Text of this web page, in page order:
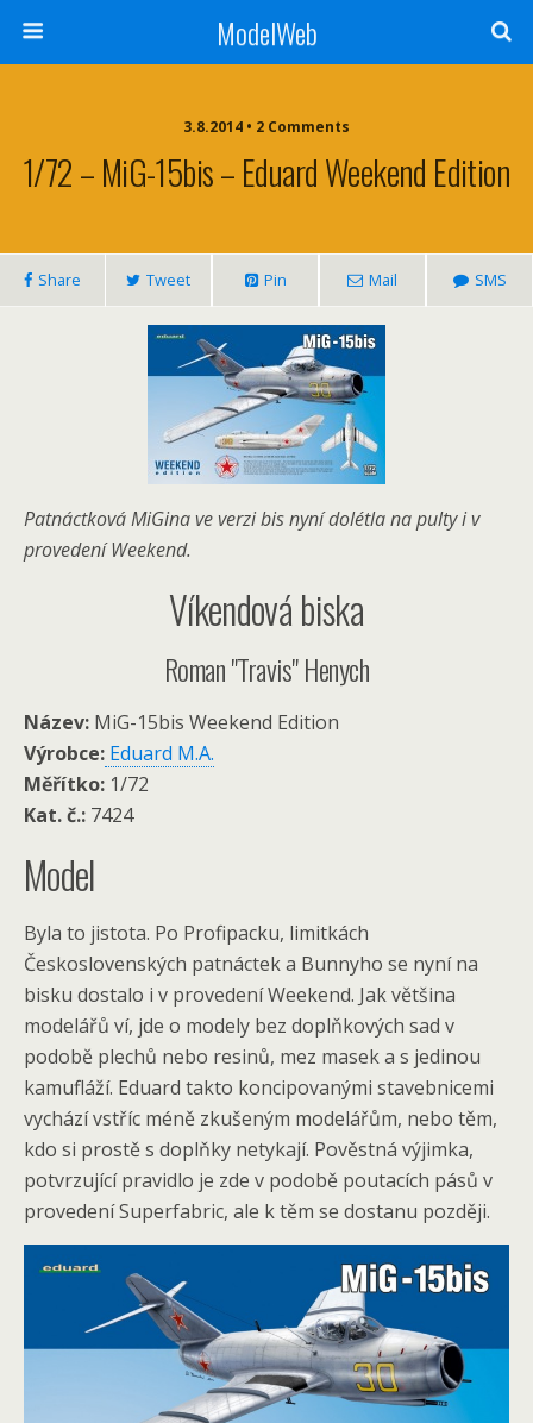
ModelWeb
3.8.2014 • 2 Comments
1/72 – MiG-15bis – Eduard Weekend Edition
Share Tweet Pin Mail SMS
Patnáctková MiGina ve verzi bis nyní dolétla na pulty i v
provedení Weekend.
Víkendová biska
Roman "Travis" Henych
Název: MiG-15bis Weekend Edition
Výrobce: Eduard M.A.
Měřítko: 1/72
Kat. č.: 7424
Model
Byla to jistota. Po Profipacku, limitkách
Československých patnáctek a Bunnyho se nyní na
bisku dostalo i v provedení Weekend. Jak většina
modelářů ví, jde o modely bez doplňkových sad v
podobě plechů nebo resinů, mez masek a s jedinou
kamufláží. Eduard takto koncipovanými stavebnicemi
vychází vstříc méně zkušeným modelářům, nebo těm,
kdo si prostě s doplňky netykají. Pověstná výjimka,
potvrzující pravidlo je zde v podobě poutacích pásů v
provedení Superfabric, ale k těm se dostanu později.